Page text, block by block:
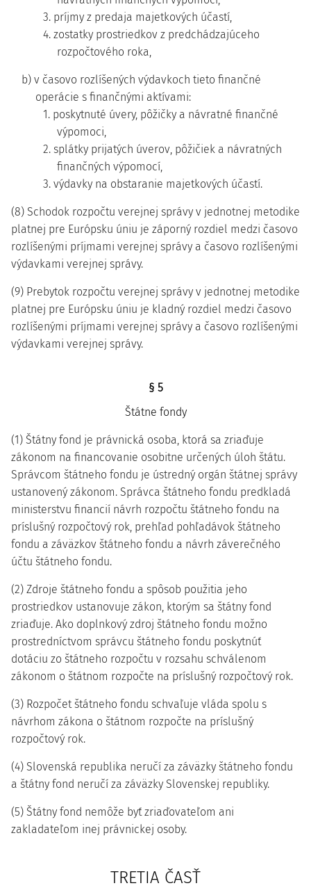
3. príjmy z predaja majetkových účastí,
4. zostatky prostriedkov z predchádzajúceho
rozpočtového roka,
b) v časovo rozlíšených výdavkoch tieto finančné
operácie s finančnými aktívami:
1. poskytnuté úvery, pôžičky a návratné finančné
výpomoci,
2. splátky prijatých úverov, pôžičiek a návratných
finančných výpomocí,
3. výdavky na obstaranie majetkových účastí.
(8) Schodok rozpočtu verejnej správy v jednotnej metodike
platnej pre Európsku úniu je záporný rozdiel medzi časovo
rozlíšenými príjmami verejnej správy a časovo rozlíšenými
výdavkami verejnej správy.
(9) Prebytok rozpočtu verejnej správy v jednotnej metodike
platnej pre Európsku úniu je kladný rozdiel medzi časovo
rozlíšenými príjmami verejnej správy a časovo rozlíšenými
výdavkami verejnej správy.
§ 5
Štátne fondy
(1) Štátny fond je právnická osoba, ktorá sa zriaďuje
zákonom na financovanie osobitne určených úloh štátu.
Správcom štátneho fondu je ústredný orgán štátnej správy
ustanovený zákonom. Správca štátneho fondu predkladá
ministerstvu financií návrh rozpočtu štátneho fondu na
príslušný rozpočtový rok, prehľad pohľadávok štátneho
fondu a záväzkov štátneho fondu a návrh záverečného
účtu štátneho fondu.
(2) Zdroje štátneho fondu a spôsob použitia jeho
prostriedkov ustanovuje zákon, ktorým sa štátny fond
zriaďuje. Ako doplnkový zdroj štátneho fondu možno
prostredníctvom správcu štátneho fondu poskytnúť
dotáciu zo štátneho rozpočtu v rozsahu schválenom
zákonom o štátnom rozpočte na príslušný rozpočtový rok.
(3) Rozpočet štátneho fondu schvaľuje vláda spolu s
návrhom zákona o štátnom rozpočte na príslušný
rozpočtový rok.
(4) Slovenská republika neručí za záväzky štátneho fondu
a štátny fond neručí za záväzky Slovenskej republiky.
(5) Štátny fond nemôže byť zriaďovateľom ani
zakladateľom inej právnickej osoby.
TRETIA ČASŤ